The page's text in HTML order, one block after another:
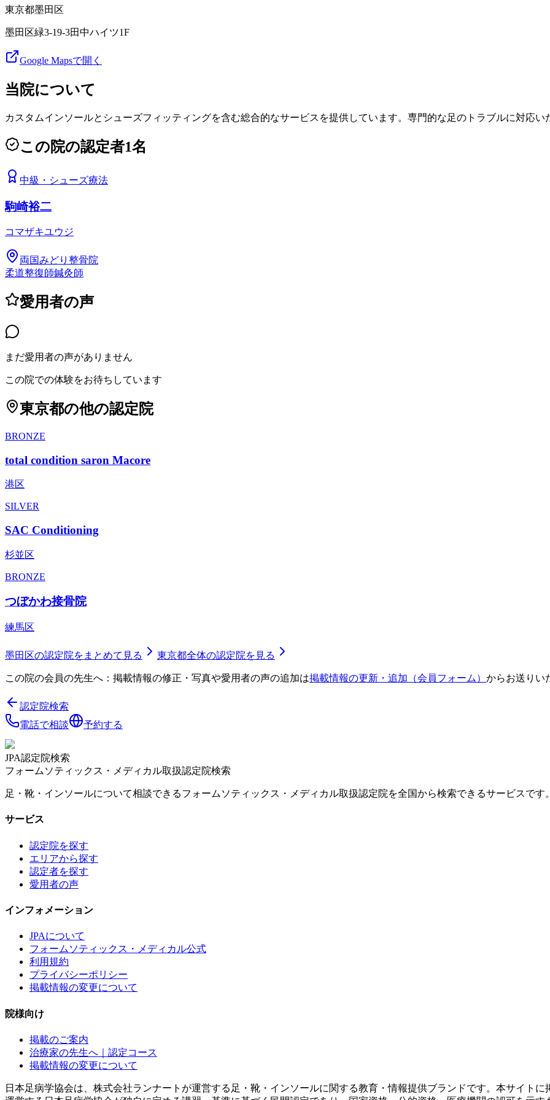
東京都墨田区
墨田区緑3-19-3田中ハイツ1F
Google Mapsで開く
当院について
カスタムインソールとシューズフィッティングを含む総合的なサービスを提供しています。専門的な足のトラブルに対応い
この院の認定者1名
中級 ・ シューズ療法
駒崎裕二
コマザキユウジ
両国みどり整骨院
柔道整復師鍼灸師
愛用者の声
まだ愛用者の声がありません
この院での体験をお待ちしています
東京都の他の認定院
BRONZE
total condition saron Macore
港区
SILVER
SAC Conditioning
杉並区
BRONZE
つぼかわ接骨院
練馬区
墨田区の認定院をまとめて見る 東京都全体の認定院を見る
この院の会員の先生へ：掲載情報の修正・写真や愛用者の声の追加は掲載情報の更新・追加（会員フォーム） からお送りい
認定院検索
電話で相談
予約する
JPA認定院検索
フォームソティックス・メディカル取扱認定院検索
足・靴・インソールについて相談できるフォームソティックス・メディカル取扱認定院を全国から検索できるサービスです。
サービス
認定院を探す
エリアから探す
認定者を探す
愛用者の声
インフォメーション
JPAについて
フォームソティックス・メディカル公式
利用規約
プライバシーポリシー
掲載情報の変更について
院様向け
掲載のご案内
治療家の先生へ｜認定コース
掲載情報の変更について
日本足病学協会は、株式会社ランナートが運営する足・靴・インソールに関する教育・情報提供ブランドです。本サイト